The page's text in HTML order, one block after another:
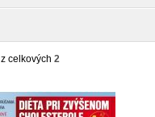
z celkových 2